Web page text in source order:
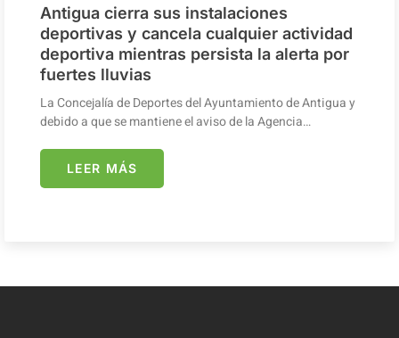
Antigua cierra sus instalaciones
deportivas y cancela cualquier actividad
deportiva mientras persista la alerta por
fuertes lluvias
La Concejalía de Deportes del Ayuntamiento de Antigua y
debido a que se mantiene el aviso de la Agencia…
LEER MÁS